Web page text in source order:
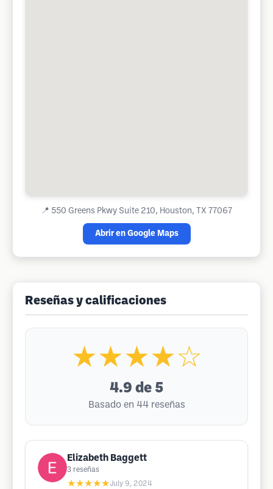
📍 550 Greens Pkwy Suite 210, Houston, TX 77067
Abrir en Google Maps
Reseñas y calificaciones
★★★★☆
4.9 de 5
Basado en 44 reseñas
Elizabeth Baggett
3 reseñas
★★★★★July 9, 2024